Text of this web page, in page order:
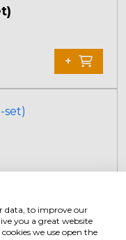
+
data, to improve our
you a great website
we use open the